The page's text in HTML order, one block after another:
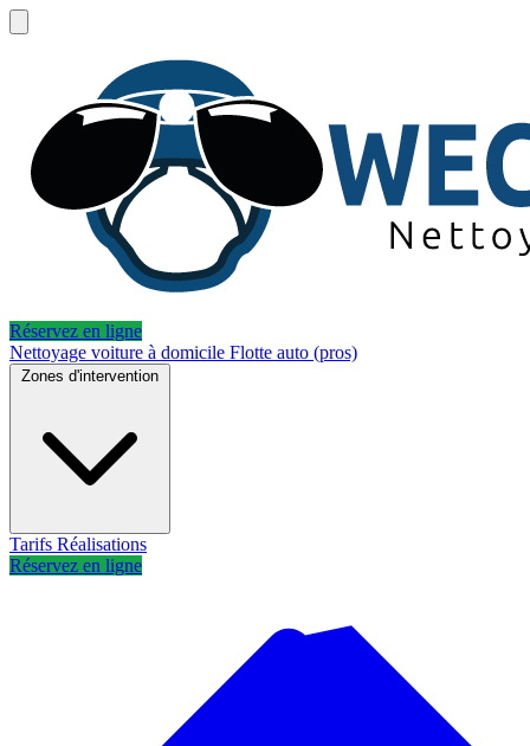
Réservez en ligne
Nettoyage voiture à domicile Flotte auto (pros)
Zones d'intervention
Tarifs Réalisations
Réservez en ligne